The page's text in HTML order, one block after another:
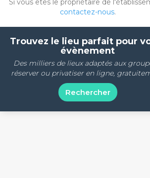
Si vous êtes le propriétaire de
contactez-nous.
Trouvez le lieu parfait pour
évènement
Des milliers de lieux adaptés aux
réserver ou privatiser en ligne,
Rechercher